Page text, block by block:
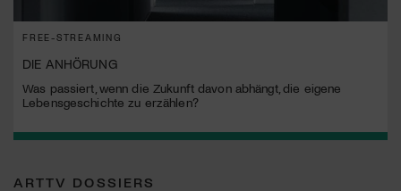
FREE-STREAMING
DIE ANHÖRUNG
Was passiert, wenn die Zukunft davon abhängt, die eigene
Lebensgeschichte zu erzählen?
ARTTV DOSSIERS